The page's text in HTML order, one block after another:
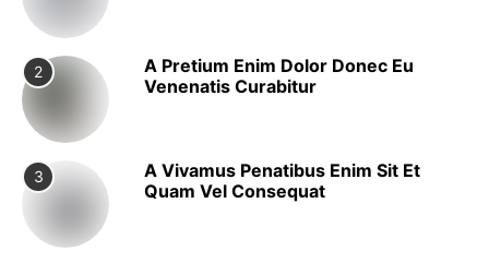
2
A Pretium Enim Dolor Donec Eu
Venenatis Curabitur
3
A Vivamus Penatibus Enim Sit Et
Quam Vel Consequat